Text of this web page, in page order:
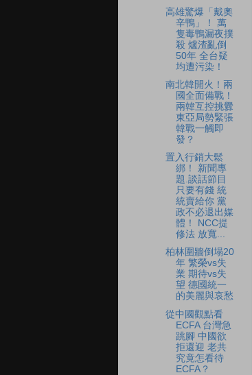
高雄驚爆「戴奧
辛鴨」！ 萬
隻毒鴨漏夜撲
殺 爐渣亂倒
50年 全台疑
均遭污染！
南北韓開火！兩
國全面備戰！
兩韓互控挑釁
東亞局勢緊張
韓戰一觸即
發？
置入行銷大鬆
綁！ 新聞專
題.談話節目
只要有錢 統
統賣給你 黨
政不必退出媒
體！ NCC提
修法 放寬...
柏林圍牆倒塌20
年 繁榮vs失
業 期待vs失
望 德國統一
的美麗與哀愁
從中國觀點看
ECFA 台灣急
跳腳 中國欲
拒還迎 老共
究竟怎看待
ECFA？